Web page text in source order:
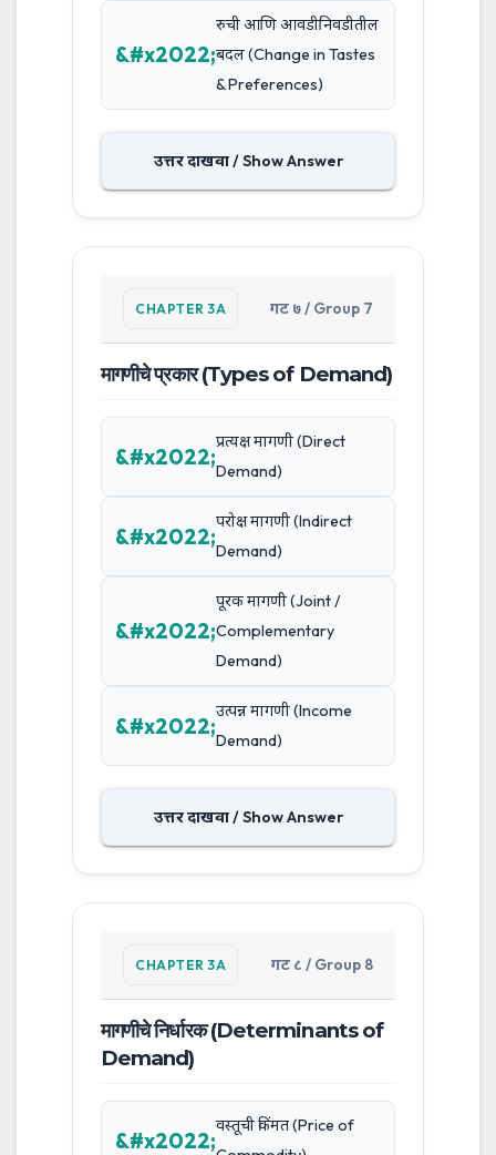
रुची आणि आवडीनिवडीतील
बदल (Change in Tastes
& Preferences)
उत्तर दाखवा / Show Answer
CHAPTER 3A गट ७ / Group 7
मागणीचे प्रकार (Types of Demand)
प्रत्यक्ष मागणी (Direct
Demand)
परोक्ष मागणी (Indirect
Demand)
पूरक मागणी (Joint /
Complementary
Demand)
उत्पन्न मागणी (Income
Demand)
उत्तर दाखवा / Show Answer
CHAPTER 3A गट ८ / Group 8
मागणीचे निर्धारक (Determinants of
Demand)
वस्तूची किंमत (Price of